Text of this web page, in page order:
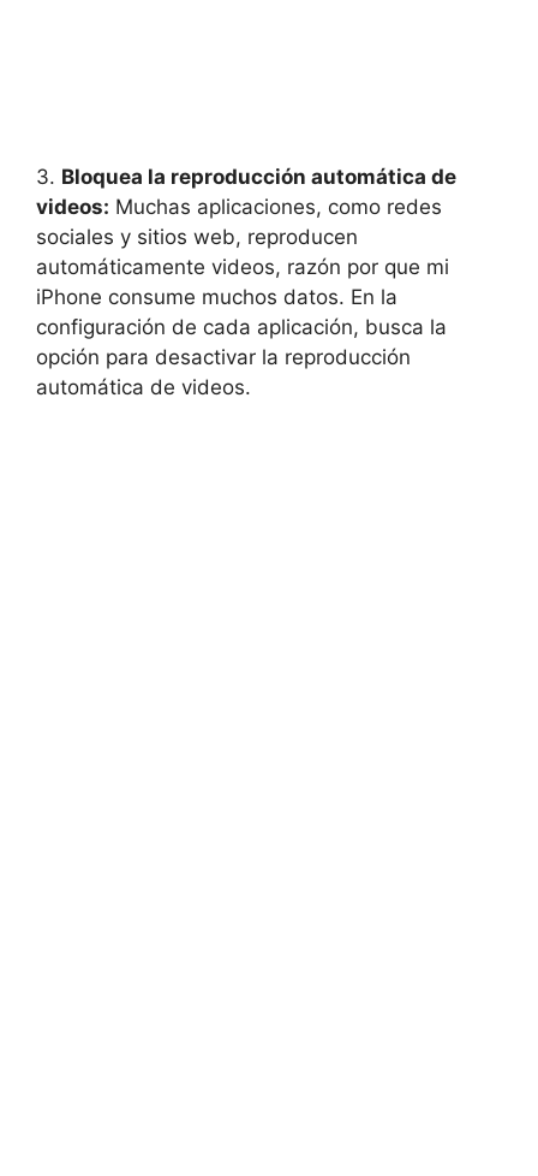
3. Bloquea la reproducción automática de
videos: Muchas aplicaciones, como redes
sociales y sitios web, reproducen
automáticamente videos, razón por que mi
iPhone consume muchos datos. En la
configuración de cada aplicación, busca la
opción para desactivar la reproducción
automática de videos.